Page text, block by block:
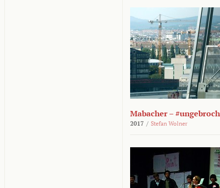
Mabacher –
2017 / Stefan Wolner